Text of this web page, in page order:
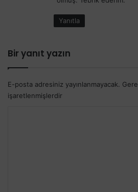
k
i
:
Yanıtla
Bir yanıt yazın
E-posta adresiniz yayınlanmayacak.
işaretlenmişlerdir